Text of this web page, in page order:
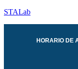
STALab
HORARIO DE
Miércoles